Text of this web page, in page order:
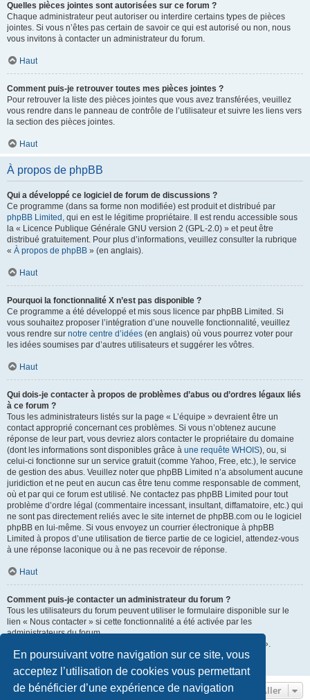
En poursuivant votre navigation sur ce site, vous
acceptez l’utilisation de cookies vous permettant
de bénéficier d’une expérience de navigation
Quelles pièces jointes sont autorisées sur ce forum ?
Chaque administrateur peut autoriser ou interdire certains types de pièces
jointes. Si vous n’êtes pas certain de savoir ce qui est autorisé ou non, nous
vous invitons à contacter un administrateur du forum.
Haut
Comment puis-je retrouver toutes mes pièces jointes ?
Pour retrouver la liste des pièces jointes que vous avez transférées, veuillez
vous rendre dans le panneau de contrôle de l’utilisateur et suivre les liens vers
la section des pièces jointes.
Haut
À propos de phpBB
Qui a développé ce logiciel de forum de discussions ?
Ce programme (dans sa forme non modifiée) est produit et distribué par
phpBB Limited , qui en est le légitime propriétaire. Il est rendu accessible sous
la « Licence Publique Générale GNU version 2 (GPL-2.0) » et peut être
distribué gratuitement. Pour plus d’informations, veuillez consulter la rubrique
« À propos de phpBB » (en anglais).
Haut
Pourquoi la fonctionnalité X n’est pas disponible ?
Ce programme a été développé et mis sous licence par phpBB Limited. Si
vous souhaitez proposer l’intégration d’une nouvelle fonctionnalité, veuillez
vous rendre sur notre centre d’idées (en anglais) où vous pourrez voter pour
les idées soumises par d’autres utilisateurs et suggérer les vôtres.
Haut
Qui dois-je contacter à propos de problèmes d’abus ou d’ordres légaux liés
à ce forum ?
Tous les administrateurs listés sur la page « L’équipe » devraient être un
contact approprié concernant ces problèmes. Si vous n’obtenez aucune
réponse de leur part, vous devriez alors contacter le propriétaire du domaine
(dont les informations sont disponibles grâce à une requête WHOIS), ou, si
celui-ci fonctionne sur un service gratuit (comme Yahoo, Free, etc.), le service
de gestion des abus. Veuillez noter que phpBB Limited n’a absolument aucune
juridiction et ne peut en aucun cas être tenu comme responsable de comment,
où et par qui ce forum est utilisé. Ne contactez pas phpBB Limited pour tout
problème d’ordre légal (commentaire incessant, insultant, diffamatoire, etc.) qui
ne sont pas directement reliés avec le site internet de phpBB.com ou le logiciel
phpBB en lui-même. Si vous envoyez un courrier électronique à phpBB
Limited à propos d’une utilisation de tierce partie de ce logiciel, attendez-vous
à une réponse laconique ou à ne pas recevoir de réponse.
Haut
Comment puis-je contacter un administrateur du forum ?
Tous les utilisateurs du forum peuvent utiliser le formulaire disponible sur le
lien « Nous contacter » si cette fonctionnalité a été activée par les
administrateurs du forum.
Les membres du forum peuvent également utiliser le lien « L’équipe ».
Aller